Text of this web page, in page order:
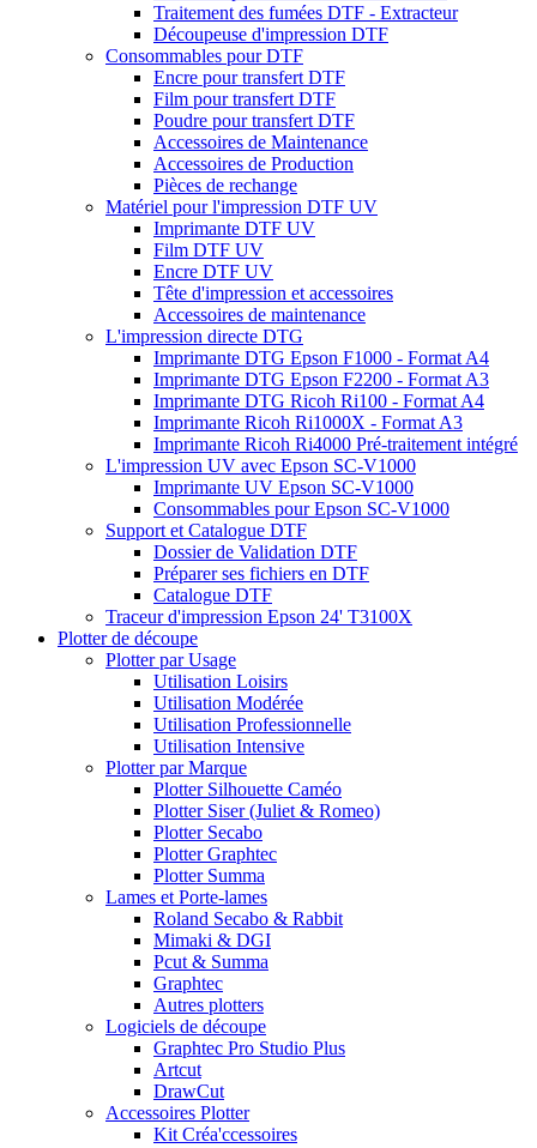
Traitement des fumées DTF - Extracteur
Découpeuse d'impression DTF
Consommables pour DTF
Encre pour transfert DTF
Film pour transfert DTF
Poudre pour transfert DTF
Accessoires de Maintenance
Accessoires de Production
Pièces de rechange
Matériel pour l'impression DTF UV
Imprimante DTF UV
Film DTF UV
Encre DTF UV
Tête d'impression et accessoires
Accessoires de maintenance
L'impression directe DTG
Imprimante DTG Epson F1000 - Format A4
Imprimante DTG Epson F2200 - Format A3
Imprimante DTG Ricoh Ri100 - Format A4
Imprimante Ricoh Ri1000X - Format A3
Imprimante Ricoh Ri4000 Pré-traitement intégré
L'impression UV avec Epson SC-V1000
Imprimante UV Epson SC-V1000
Consommables pour Epson SC-V1000
Support et Catalogue DTF
Dossier de Validation DTF
Préparer ses fichiers en DTF
Catalogue DTF
Traceur d'impression Epson 24' T3100X
Plotter de découpe
Plotter par Usage
Utilisation Loisirs
Utilisation Modérée
Utilisation Professionnelle
Utilisation Intensive
Plotter par Marque
Plotter Silhouette Caméo
Plotter Siser (Juliet & Romeo)
Plotter Secabo
Plotter Graphtec
Plotter Summa
Lames et Porte-lames
Roland Secabo & Rabbit
Mimaki & DGI
Pcut & Summa
Graphtec
Autres plotters
Logiciels de découpe
Graphtec Pro Studio Plus
Artcut
DrawCut
Accessoires Plotter
Kit Créa'ccessoires